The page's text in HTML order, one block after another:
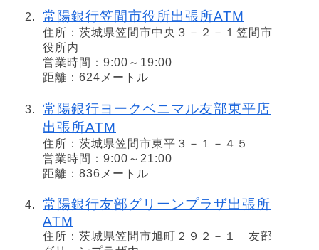
常陽銀行笠間市役所出張所ATM
住所：茨城県笠間市中央３－２－１笠間市
役所内
営業時間：9:00～19:00
距離：624メートル
常陽銀行ヨークベニマル友部東平店
出張所ATM
住所：茨城県笠間市東平３－１－４５
営業時間：9:00～21:00
距離：836メートル
常陽銀行友部グリーンプラザ出張所
ATM
住所：茨城県笠間市旭町２９２－１ 友部